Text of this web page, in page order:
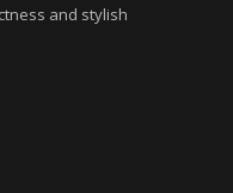
and stylish